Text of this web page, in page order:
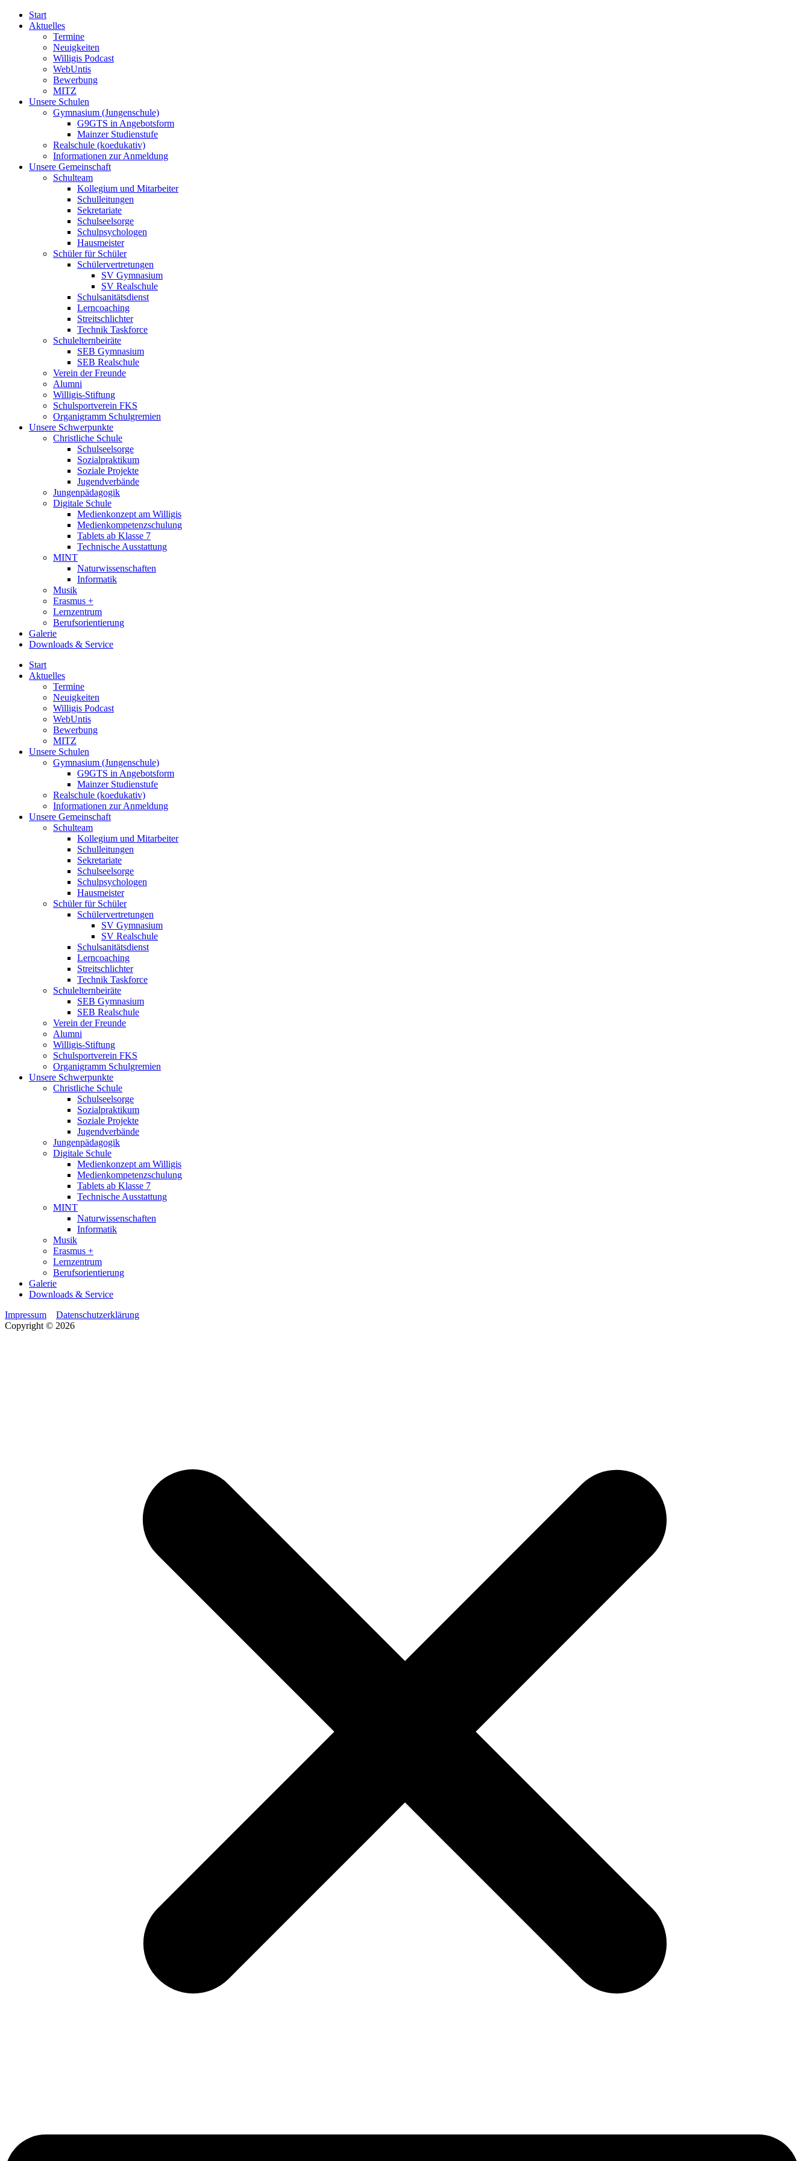
Start
Aktuelles
Termine
Neuigkeiten
Willigis Podcast
WebUntis
Bewerbung
MITZ
Unsere Schulen
Gymnasium (Jungenschule)
G9GTS in Angebotsform
Mainzer Studienstufe
Realschule (koedukativ)
Informationen zur Anmeldung
Unsere Gemeinschaft
Schulteam
Kollegium und Mitarbeiter
Schulleitungen
Sekretariate
Schulseelsorge
Schulpsychologen
Hausmeister
Schüler für Schüler
Schülervertretungen
SV Gymnasium
SV Realschule
Schulsanitätsdienst
Lerncoaching
Streitschlichter
Technik Taskforce
Schulelternbeiräte
SEB Gymnasium
SEB Realschule
Verein der Freunde
Alumni
Willigis-Stiftung
Schulsportverein FKS
Organigramm Schulgremien
Unsere Schwerpunkte
Christliche Schule
Schulseelsorge
Sozialpraktikum
Soziale Projekte
Jugendverbände
Jungenpädagogik
Digitale Schule
Medienkonzept am Willigis
Medienkompetenzschulung
Tablets ab Klasse 7
Technische Ausstattung
MINT
Naturwissenschaften
Informatik
Musik
Erasmus +
Lernzentrum
Berufsorientierung
Galerie
Downloads & Service
Start
Aktuelles
Termine
Neuigkeiten
Willigis Podcast
WebUntis
Bewerbung
MITZ
Unsere Schulen
Gymnasium (Jungenschule)
G9GTS in Angebotsform
Mainzer Studienstufe
Realschule (koedukativ)
Informationen zur Anmeldung
Unsere Gemeinschaft
Schulteam
Kollegium und Mitarbeiter
Schulleitungen
Sekretariate
Schulseelsorge
Schulpsychologen
Hausmeister
Schüler für Schüler
Schülervertretungen
SV Gymnasium
SV Realschule
Schulsanitätsdienst
Lerncoaching
Streitschlichter
Technik Taskforce
Schulelternbeiräte
SEB Gymnasium
SEB Realschule
Verein der Freunde
Alumni
Willigis-Stiftung
Schulsportverein FKS
Organigramm Schulgremien
Unsere Schwerpunkte
Christliche Schule
Schulseelsorge
Sozialpraktikum
Soziale Projekte
Jugendverbände
Jungenpädagogik
Digitale Schule
Medienkonzept am Willigis
Medienkompetenzschulung
Tablets ab Klasse 7
Technische Ausstattung
MINT
Naturwissenschaften
Informatik
Musik
Erasmus +
Lernzentrum
Berufsorientierung
Galerie
Downloads & Service
Impressum
Datenschutzerklärung
Copyright © 2026